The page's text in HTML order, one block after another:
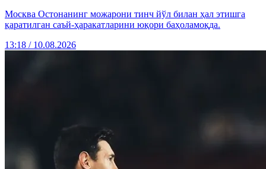
Москва Остонанинг можарони тинч йўл билан ҳал этишга
қаратилган саъй-ҳаракатларини юқори баҳоламоқда.
13:18 / 10.08.2026